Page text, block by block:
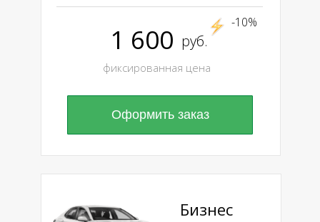
Оформить заказ
1 600
фиксированная цена
Бизнес
руб.
-10%